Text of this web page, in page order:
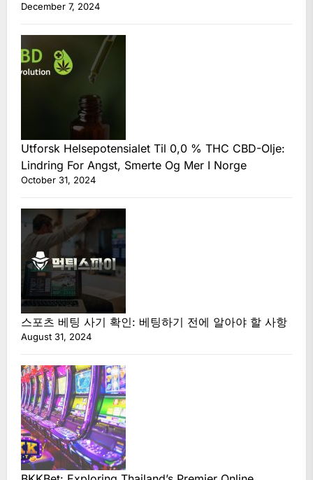
December 7, 2024
Utforsk Helsepotensialet Til 0,0 % THC CBD-Olje:
Lindring For Angst, Smerte Og Mer I Norge
October 31, 2024
스포츠 베팅 사기 확인: 베팅하기 전에 알아야 할 사항
August 31, 2024